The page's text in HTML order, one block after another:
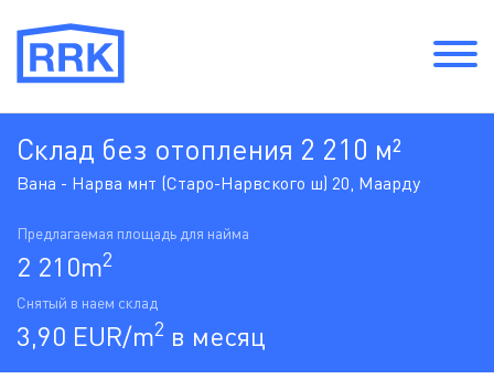
Склад без отопления 2 210 м²
Вана - Нарва мнт (Старо-Нарвского ш) 20, Маарду
Предлагаемая площадь для найма
2 210m2
Снятый в наем склад
3,90 EUR/m2 в месяц